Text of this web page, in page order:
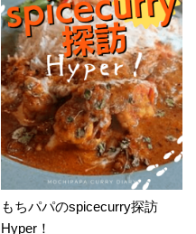
もちパパのspicecurry探訪
Hyper！